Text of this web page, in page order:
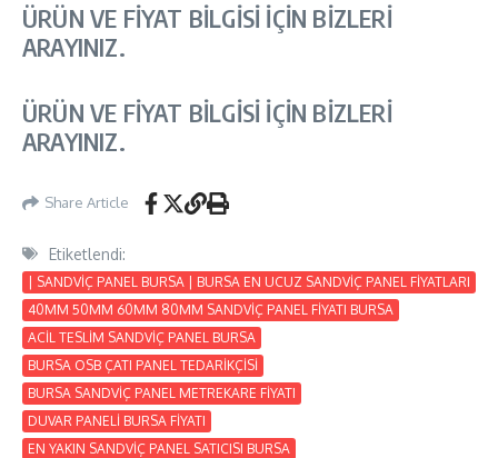
ÜRÜN VE FİYAT BİLGİSİ İÇİN BİZLERİ
ARAYINIZ.
ÜRÜN VE FİYAT BİLGİSİ İÇİN BİZLERİ
ARAYINIZ.
Share Article
Etiketlendi:
| SANDVİÇ PANEL BURSA | BURSA EN UCUZ SANDVİÇ PANEL FİYATLARI
40MM 50MM 60MM 80MM SANDVİÇ PANEL FİYATI BURSA
ACİL TESLİM SANDVİÇ PANEL BURSA
BURSA OSB ÇATI PANEL TEDARİKÇİSİ
BURSA SANDVİÇ PANEL METREKARE FİYATI
DUVAR PANELİ BURSA FİYATI
EN YAKIN SANDVİÇ PANEL SATICISI BURSA